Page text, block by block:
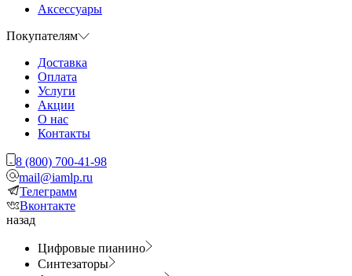
Аксессуары
Покупателям
Доставка
Оплата
Услуги
Акции
О нас
Контакты
8 (800) 700-41-98
mail@iamlp.ru
Телеграмм
Вконтакте
назад
Цифровые пианино
Синтезаторы